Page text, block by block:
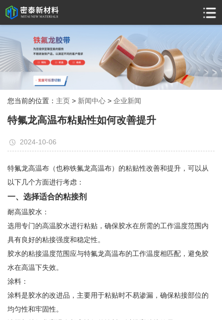
您当前的位置： 主页 > 新闻中心 > 企业新闻
特氟龙高温布粘贴性如何改善提升
2024-10-06
特氟龙高温布（也称铁氟龙高温布）的粘贴性改善和提升，可以从
以下几个方面进行考虑：
一、选择适合的粘接剂
耐高温胶水：
选用专门的高温胶水进行粘贴，确保胶水在所需的工作温度范围内
具有良好的粘接强度和稳定性。
胶水的粘接温度范围应与特氟龙高温布的工作温度相匹配，避免胶
水在高温下失效。
涂料：
涂料是胶水的改进品，主要用于粘贴时不易渗漏，确保粘接部位的
均匀性和牢固性。